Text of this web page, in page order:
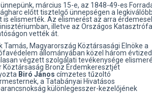
március 15-e, az 1848-49-es
előtt tisztelgő ünnepségen a
is elismerték. Az elismerést az arra
illetve az Országos
vették át.
Tamás, Magyarország Köztársasági Elnöke a
állományában közel három
végzett szolgálati tevékenysége
Köztársaság Bronz Érdemkeresztjét
Biró János címzetes tűzoltó
a Tatabányai Hivatásos
különlegesszer-kezelőjének